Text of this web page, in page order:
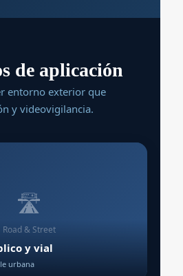
de aplicación
entorno exterior que
y videovigilancia.
🛣️
Road & Street
y vial
urbana